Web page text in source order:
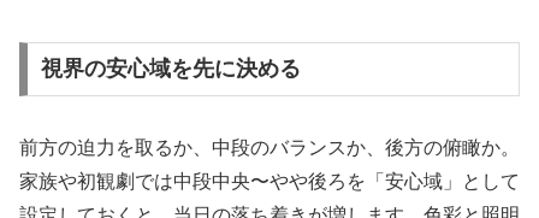
視界の安心域を先に決める
前方の迫力を取るか、中段のバランスか、後方の俯瞰か。
家族や初観劇では中段中央〜やや後ろを「安心域」として